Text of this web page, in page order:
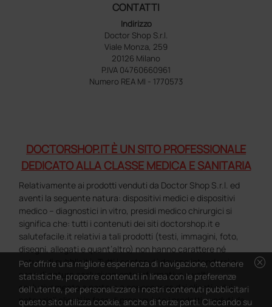
CONTATTI
Indirizzo
Doctor Shop S.r.l.
Viale Monza, 259
20126 Milano
P.IVA 04760660961
Numero REA MI - 1770573
DOCTORSHOP.IT È UN SITO PROFESSIONALE
DEDICATO ALLA CLASSE MEDICA E SANITARIA
Relativamente ai prodotti venduti da Doctor Shop S.r.l. ed
aventi la seguente natura: dispositivi medici e dispositivi
medico – diagnostici in vitro, presidi medico chirurgici si
significa che: tutti i contenuti dei siti doctorshop.it e
salutefacile.it relativi a tali prodotti (testi, immagini, foto,
disegni, allegati e quant’altro) non hanno carattere né
natura di pubblicità. Tutti i contenuti devono intendersi e
sono di natura esclusivamente informativa e volti
esclusivamente a portare a conoscenza dei clienti e dei
potenziali clienti in fase di preacquisto i prodotti venduti da
cancel
Per offrire una migliore esperienza di navigazione, ottenere
statistiche, proporre contenuti in linea con le preferenze
dell'utente, per personalizzare i nostri contenuti pubblicitari
questo sito utilizza cookie, anche di terze parti. Cliccando su